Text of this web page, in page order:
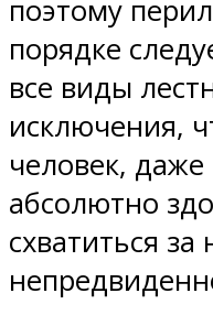
поэтому
порядке
все виды
исключения,
человек,
абсолютно
схватиться за